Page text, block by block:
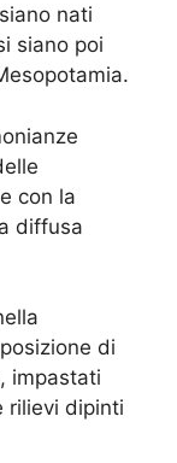
nati
siano poi
con la
diffusa
di
impastati
rilievi dipinti